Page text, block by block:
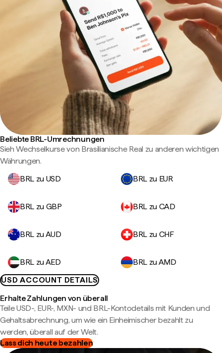
Beliebte BRL-Umrechnungen
Sieh Wechselkurse von Brasilianische Real zu anderen wichtigen
Währungen.
BRL zu USD
BRL zu EUR
BRL zu GBP BRL zu CAD
BRL zu AUD BRL zu CHF
BRL zu AED
BRL zu AMD
USD ACCOUNT DETAILS
Erhalte Zahlungen von überall
Teile USD-, EUR-, MXN- und BRL-Kontodetails mit Kunden und
Gehaltsabrechnung, um wie ein Einheimischer bezahlt zu
werden, überall auf der Welt.
Lass dich heute bezahlen